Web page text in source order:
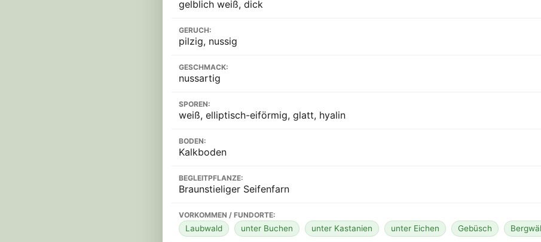
gelblich weiß, dick
GERUCH:
pilzig, nussig
GESCHMACK:
nussartig
SPOREN:
weiß, elliptisch-eiförmig, glatt, hyalin
BODEN:
Kalkboden
BEGLEITPFLANZE:
Braunstieliger Seifenfarn
VORKOMMEN / FUNDORTE:
Laubwald unter Buchen unter Kastanien unter Eichen Gebüsch